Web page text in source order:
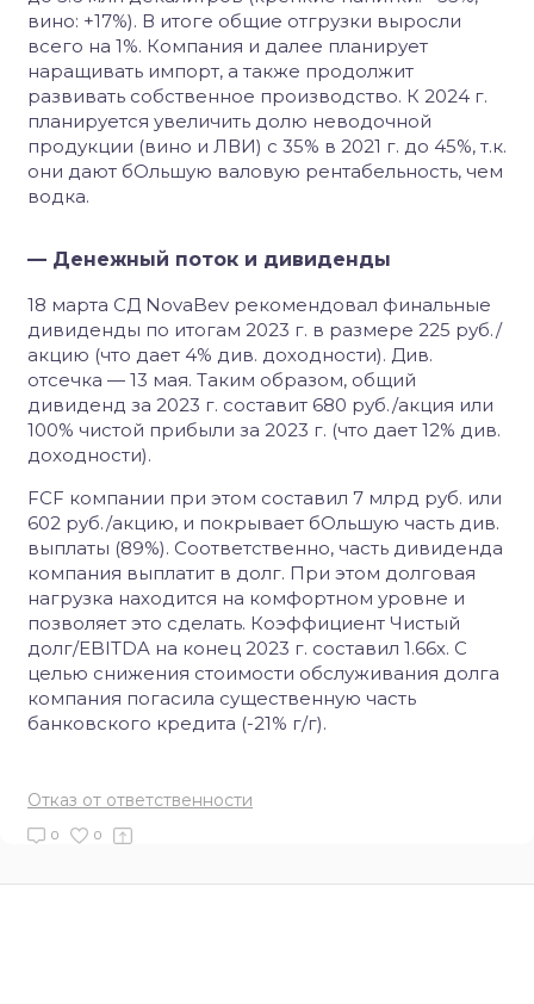
вино: +17%). В итоге общие отгрузки выросли
всего на 1%. Компания и далее планирует
наращивать импорт, а также продолжит
развивать собственное производство. К 2024 г.
планируется увеличить долю неводочной
продукции (вино и ЛВИ) с 35% в 2021 г. до 45%, т.к.
они дают бОльшую валовую рентабельность, чем
водка.
— Денежный поток и дивиденды
18 марта СД NovaBev рекомендовал финальные
дивиденды по итогам 2023 г. в размере 225 руб./
акцию (что дает 4% див. доходности). Див.
отсечка — 13 мая. Таким образом, общий
дивиденд за 2023 г. составит 680 руб./акция или
100% чистой прибыли за 2023 г. (что дает 12% див.
доходности).
FCF компании при этом составил 7 млрд руб. или
602 руб./акцию, и покрывает бОльшую часть див.
выплаты (89%). Соответственно, часть дивиденда
компания выплатит в долг. При этом долговая
нагрузка находится на комфортном уровне и
позволяет это сделать. Коэффициент Чистый
долг/EBITDA на конец 2023 г. составил 1.66х. C
целью снижения стоимости обслуживания долга
компания погасила существенную часть
банковского кредита (-21% г/г).
Отказ от ответственности
0 0